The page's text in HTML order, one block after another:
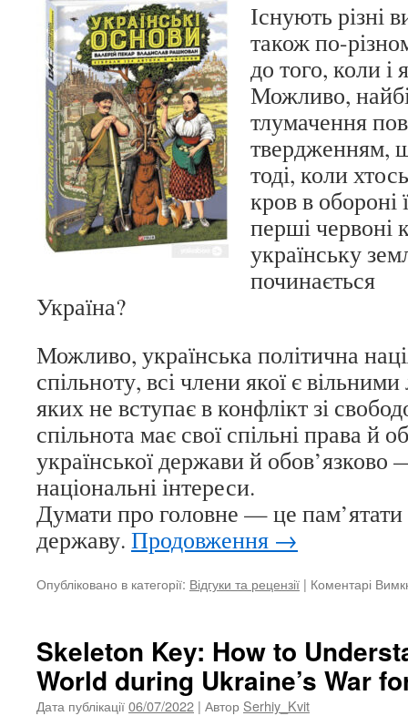
Існують різні
також по-
до того, коли
Можливо,
тлумачення
твердженням,
тоді, коли
кров в обороні
перші червоні
українську
починається
Україна?
Можливо, українська політична
спільноту, всі члени якої є
яких не вступає в конфлікт зі
спільнота має свої спільні права й
української держави й обов’язково
національні інтереси.
Думати про головне — це пам’ятати
державу. Продовження →
Опубліковано в категорії: Відгуки та рецензії | Коментарі
Skeleton Key: How to
World during Ukraine’s War
Дата публікації06/07/2022 | Автор Serhiy_Kvit